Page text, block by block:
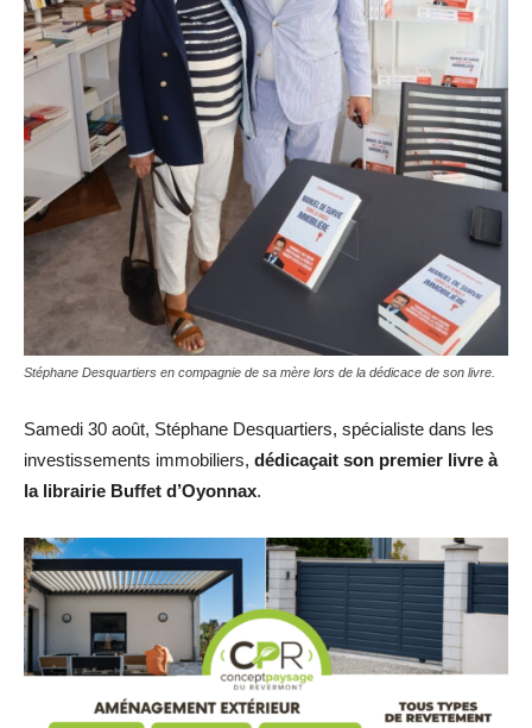
Stéphane Desquartiers en compagnie de sa mère lors de la dédicace de son livre.
Samedi 30 août, Stéphane Desquartiers, spécialiste dans les
investissements immobiliers, dédicaçait son premier livre à
la librairie Buffet d’Oyonnax.